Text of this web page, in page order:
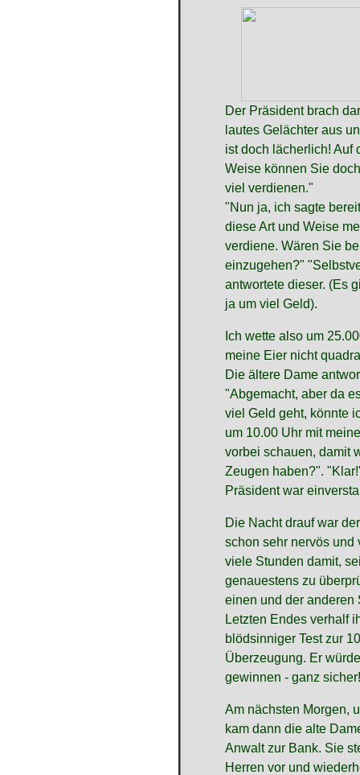
Der Präsident brach
lautes Gelächter aus
ist doch lächerlich! Auf
Weise können Sie
viel verdienen."
"Nun ja, ich sagte
diese Art und Weise
verdiene. Wären Sie
einzugehen?"
antwortete dieser. (Es
ja um viel Geld).
Ich wette also um
meine Eier nicht
Die ältere Dame
"Abgemacht, aber da
viel Geld geht, könnte
um 10.00 Uhr mit
vorbei schauen, damit
Zeugen haben?".
Präsident war
Die Nacht drauf war
schon sehr nervös und
viele Stunden damit,
genauestens zu
einen und der anderen
Letzten Endes verhalf
blödsinniger Test zur
Überzeugung. Er
gewinnen - ganz sicher!
Am nächsten Morgen,
kam dann die alte
Anwalt zur Bank. Sie
Herren vor und